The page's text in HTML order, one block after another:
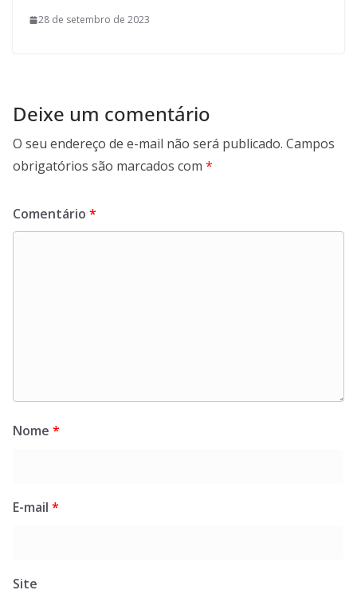
28 de setembro de 2023
Deixe um comentário
O seu endereço de e-mail não será publicado. Campos
obrigatórios são marcados com *
Comentário *
Nome *
E-mail *
Site